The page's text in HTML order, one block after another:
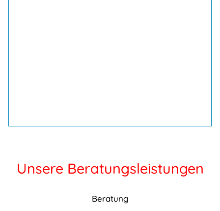
Unsere Beratungsleistungen
Beratung